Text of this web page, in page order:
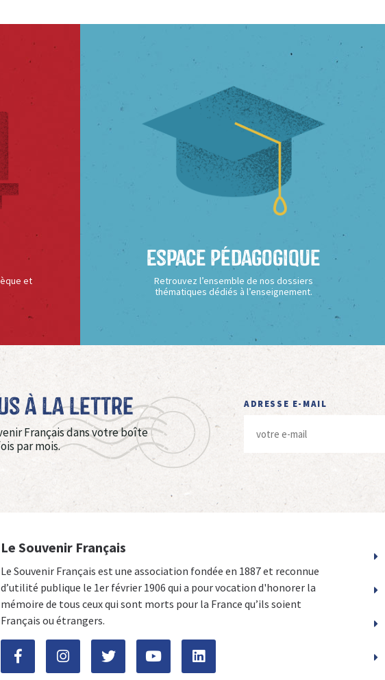
et
Espace Pédagogique
Retrouvez l’ensemble de nos dossiers
thématiques dédiés à l’enseignement.
à La Lettre
Français dans votre boîte
par mois.
ADRESSE E-MAIL
Le Souvenir Français
Le Souvenir Français est une association fondée en 1887 et reconnue
d’utilité publique le 1er février 1906 qui a pour vocation d'honorer la
mémoire de tous ceux qui sont morts pour la France qu’ils soient
Français ou étrangers.